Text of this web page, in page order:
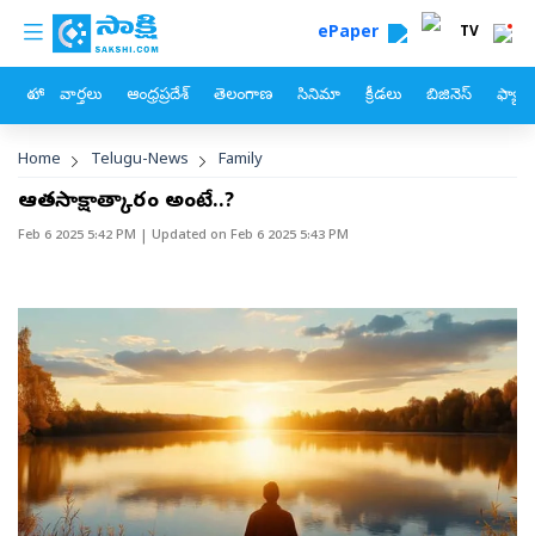
Skip to main content
custom menu ePaper TV
హోం వార్తలు ఆంధ్రప్రదేశ్ తెలంగాణ సినిమా క్రీడలు బిజినెస్
Breadcrumb
Home Telugu-News Family
ఆత్మసాక్షాత్కారం అంటే..?
Feb 6 2025 5:42 PM | Updated on Feb 6 2025 5:43 PM